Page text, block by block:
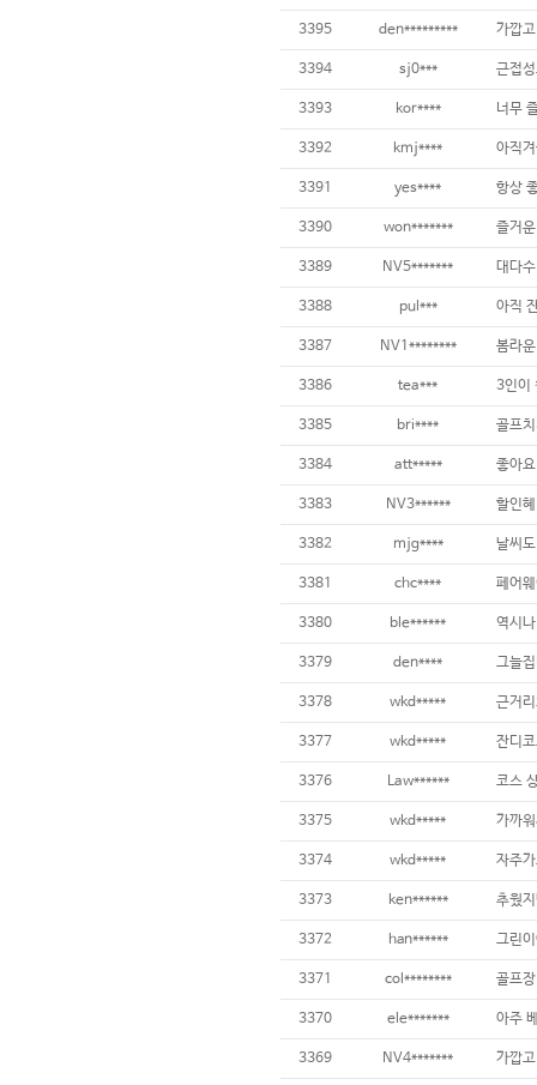
3395 den*********
3394 sj0***
3393 kor****
3392 kmj****
3391 yes****
3390 won******* 즐거
3389 NV5******* 대다
3388 pul***
3387 NV1********
3386 tea***
3385 bri**** 골프
3384 att***** 좋아
3383 NV3******
3382 mjg****
3381 chc****
3380 ble******
3379 den****
3378 wkd*****
3377 wkd*****
3376 Law******
3375 wkd*****
3374 wkd***** 자주
3373 ken******
3372 han******
3371 col******** 골프
3370 ele*******
3369 NV4*******